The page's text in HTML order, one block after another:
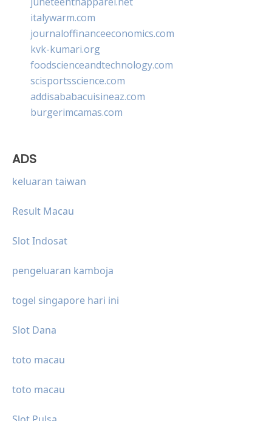
italywarm.com
journaloffinanceeconomics.com
kvk-kumari.org
foodscienceandtechnology.com
scisportsscience.com
addisababacuisineaz.com
burgerimcamas.com
ADS
keluaran taiwan
Result Macau
Slot Indosat
pengeluaran kamboja
togel singapore hari ini
Slot Dana
toto macau
toto macau